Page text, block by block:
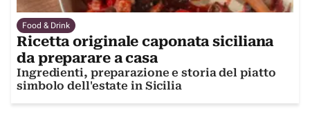
Food & Drink
Ricetta originale caponata siciliana
da preparare a casa
Ingredienti, preparazione e storia del piatto
simbolo dell'estate in Sicilia